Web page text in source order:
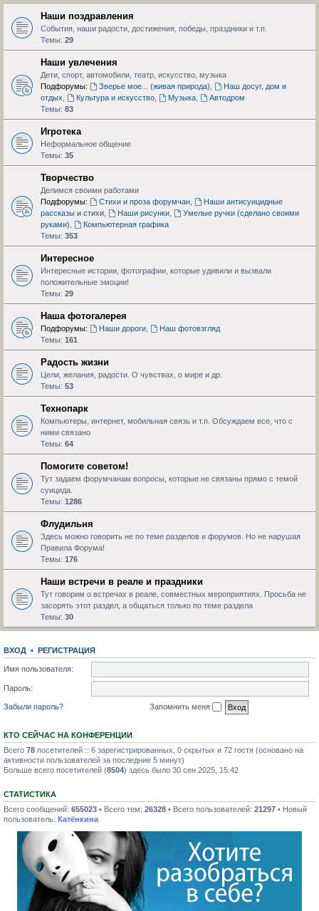
Наши поздравления
События, наши радости, достижения, победы, праздники и т.п.
Темы: 29
Наши увлечения
Дети, спорт, автомобили, театр, искусство, музыка
Подфорумы:
Зверье мое... (живая природа)
Наш досуг, дом и
отдых
Культура и искусство, Музыка,
Автодром
Темы: 83
Игротека
Неформальное общение
Темы: 35
Творчество
Делимся своими работами
Подфорумы:
Стихи и проза форумчан,
Наши антисуицидные
рассказы и стихи
Наши рисунки,
Умелые ручки (сделано своими
руками)
Компьютерная графика
Темы: 353
Интересное
Интересные истории, фотографии, которые удивили и вызвали
положительные эмоции!
Темы: 29
Наша фотогалерея
Подфорумы: Наши дороги,
Наш фотовзгляд
Темы: 161
Радость жизни
Цели, желания, радости. О чувствах, о мире и др.
Темы: 53
Технопарк
Компьютеры, интернет, мобильная связь и т.п. Обсуждаем все, что с
ними связано
Темы: 64
Помогите советом!
Тут задаем форумчанам вопросы, которые не связаны прямо с темой
суицида.
Темы: 1286
Флудильня
Здесь можно говорить не по теме разделов и форумов. Но не нарушая
Правила Форума!
Темы: 176
Наши встречи в реале и праздники
Тут говорим о встречах в реале, совместных мероприятиях. Просьба не
засорять этот раздел, а общаться только по теме раздела
Темы: 30
ВХОД • РЕГИСТРАЦИЯ
Имя пользователя:
Пароль:
Забыли пароль? Запомнить меня
КТО СЕЙЧАС НА КОНФЕРЕНЦИИ
Всего 78 посетителей :: 6 зарегистрированных, 0 скрытых и 72 гостя (основано на
активности пользователей за последние 5 минут)
Больше всего посетителей (8504) здесь было 30 сен 2025, 15:42
СТАТИСТИКА
Всего сообщений: 655023 • Всего тем: 26328 • Всего пользователей: 21297 • Новый
пользователь: Катёнкина